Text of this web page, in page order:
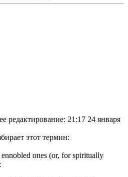
редактирование: 21:17 24 января
этот термин:
ones (or, for spiritually